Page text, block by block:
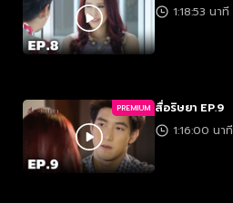
1:18:53 นาที
PREMIUM สื่อริษยา EP.9
1:16:00 นาที